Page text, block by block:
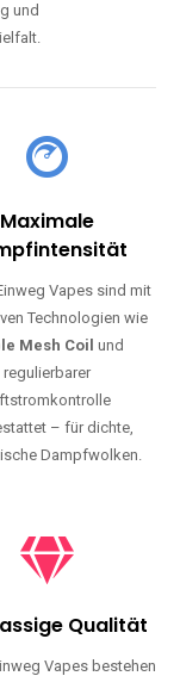
und
Maximale
Vapes sind mit
Technologien wie
Mesh Coil und
regulierbarer
– für dichte,
Dampfwolken.
Qualität
Vapes bestehen